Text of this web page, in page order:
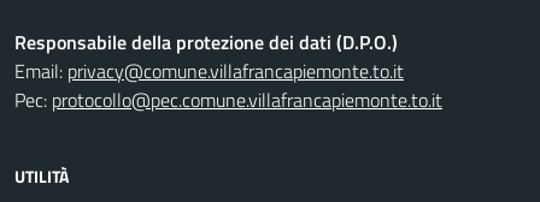
Responsabile della protezione dei dati (D.P.O.)
Email: privacy@comune.villafrancapiemonte.to.it
Pec: protocollo@pec.comune.villafrancapiemonte.to.it
UTILITÀ